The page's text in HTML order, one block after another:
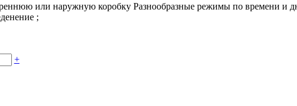
или наружную коробку Разнообразные режимы по времени и
;
+